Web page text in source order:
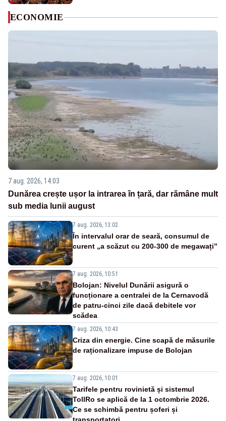
ECONOMIE
7 aug. 2026, 14:03
Dunărea crește ușor la intrarea în țară, dar rămâne mult
sub media lunii august
7 aug. 2026, 13:02
În intervalul orar de seară, consumul de
curent „a scăzut cu 200-300 de megawați”
7 aug. 2026, 10:51
Bolojan: Nivelul Dunării asigură o
funcționare a centralei de la Cernavodă
de patru-cinci zile dacă debitele vor
scădea
7 aug. 2026, 10:43
Criza din energie. Cine scapă de măsurile
de raționalizare impuse de Bolojan
7 aug. 2026, 10:01
Tarifele pentru rovinietă și sistemul
TollRo se aplică de la 1 octombrie 2026.
Ce se schimbă pentru șoferi și
transportatori